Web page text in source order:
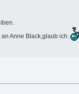
Black,glaub ich.